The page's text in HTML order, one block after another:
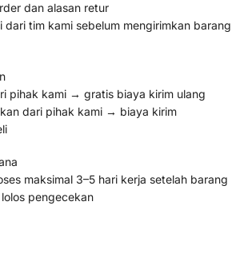
dan alasan retur
dari tim kami sebelum mengirimkan barang
pihak kami → gratis biaya kirim ulang
dari pihak kami → biaya kirim
maksimal 3–5 hari kerja setelah barang
pengecekan